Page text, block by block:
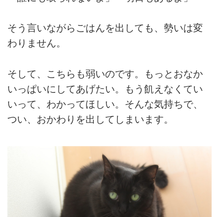
そう言いながらごはんを出しても、勢いは変
わりません。
そして、こちらも弱いのです。もっとおなか
いっぱいにしてあげたい。もう飢えなくてい
いって、わかってほしい。そんな気持ちで、
つい、おかわりを出してしまいます。